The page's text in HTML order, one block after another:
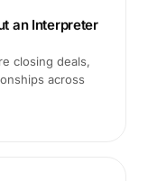
an Interpreter
closing deals,
across